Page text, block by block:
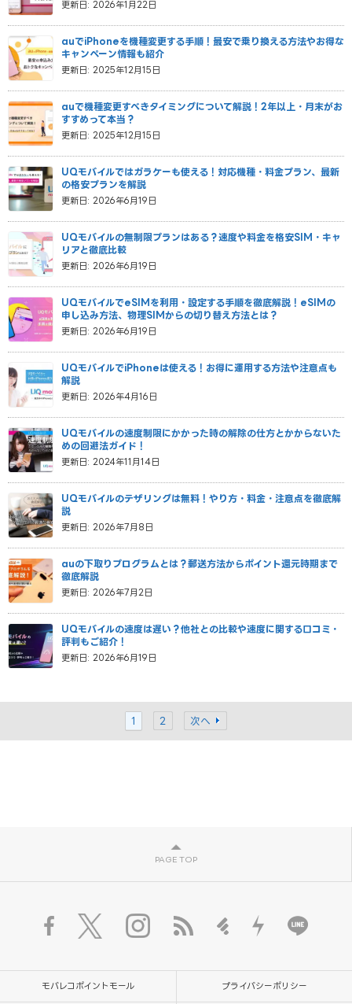
更新日: 2026年1月22日
更新日: 2025年12月15日
auでiPhoneを機種変更する手順！最安で乗り換える方法やお得な
キャンペーン情報も紹介
更新日: 2025年12月15日
auで機種変更すべきタイミングについて解説！2年以上・月末がお
すすめって本当？
更新日: 2026年6月19日
UQモバイルではガラケーも使える！対応機種・料金プラン、最新
の格安プランを解説
更新日: 2026年6月19日
UQモバイルの無制限プランはある？速度や料金を格安SIM・キャ
リアと徹底比較
更新日: 2026年6月19日
UQモバイルでeSIMを利用・設定する手順を徹底解説！eSIMの
申し込み方法、物理SIMからの切り替え方法とは？
更新日: 2026年4月16日
UQモバイルでiPhoneは使える！お得に運用する方法や注意点も
解説
更新日: 2024年11月14日
UQモバイルの速度制限にかかった時の解除の仕方とかからないた
めの回避法ガイド！
更新日: 2026年7月8日
UQモバイルのテザリングは無料！やり方・料金・注意点を徹底解
説
更新日: 2026年7月2日
auの下取りプログラムとは？郵送方法からポイント還元時期まで
徹底解説
更新日: 2026年6月19日
UQモバイルの速度は遅い？他社との比較や速度に関する口コミ・
評判もご紹介！
1 2 次へ
PAGE TOP
モバレコポイントモール プライバシーポリシー